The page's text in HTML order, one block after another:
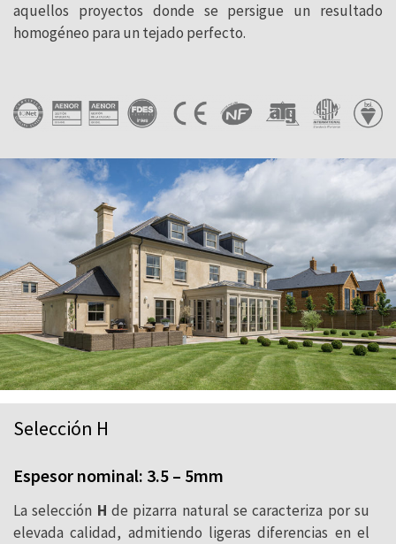
aquellos proyectos donde se persigue un resultado
homogéneo para un tejado perfecto.
Selección H
Espesor nominal: 3.5 – 5mm
La selección H de pizarra natural se caracteriza por su
elevada calidad, admitiendo ligeras diferencias en el